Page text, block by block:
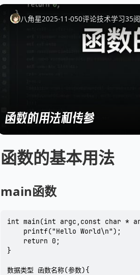
八角星2025-11-050评论技术学习35
函数的用法和传参
函数的基本用法
main函数
int main(int argc,const char *
    printf("Hello World\n");
    return 0;
}
数据类型 函数名称(参数){